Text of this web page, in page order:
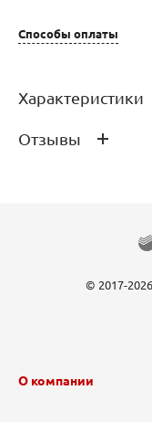
Способы оплаты
Характеристики
Производитель
Размер
Отзывы
© 2017-
О компании